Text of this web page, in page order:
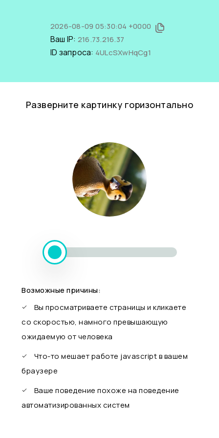
2026-08-09 05:30:04 +0000
Ваш IP: 216.73.216.37
ID запроса: 4ULcSXwHqCg1
Разверните картинку горизонтально
Возможные причины:
Вы просматриваете страницы и кликаете
со скоростью, намного превышающую
ожидаемую от человека
Что-то мешает работе javascript в вашем
браузере
Ваше поведение похоже на поведение
автоматизированных систем